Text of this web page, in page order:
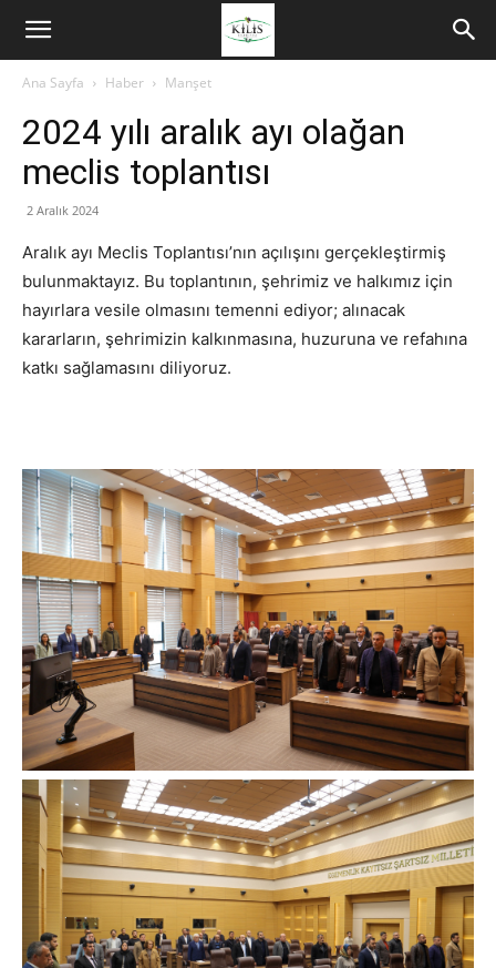
Ana Sayfa Haber Manşet
2024 yılı aralık ayı olağan
meclis toplantısı
2 Aralık 2024
Aralık ayı Meclis Toplantısı’nın açılışını gerçekleştirmiş
bulunmaktayız. Bu toplantının, şehrimiz ve halkımız için
hayırlara vesile olmasını temenni ediyor; alınacak
kararların, şehrimizin kalkınmasına, huzuruna ve refahına
katkı sağlamasını diliyoruz.